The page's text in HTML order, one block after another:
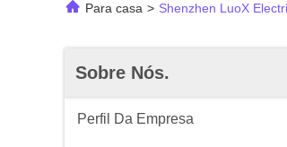
Para casa > Shenzhen LuoX
Sobre Nós.
Perfil Da Empresa